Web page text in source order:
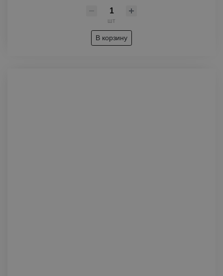
шт
В корзину